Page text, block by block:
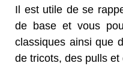
Il est utile de se
de base et vous
classiques ainsi que
de tricots, des pulls et